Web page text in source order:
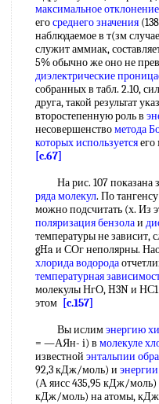
максимальное отклонение
егосреднего значения
наблюдаемое в т(зм
служит аммиак,
5% обычно же оно не
диэлектрические
собранных в табл. 2.10,
друга, такой результат
второстепенную роль в
несовершенствометода
которых используетсяего
[c.67]
На рис. 107 показана
ряда молекул. По
можно подсчитать (х. Из
поляризация бензолаи
температуры не зависит,
gHa и СОг неполярны.
хлорида водорода
температурная
молекулы НгО, H3N и
этом [c.157]
Вы ислимэнергию
= —АЯн- i) в молекуле
известной энтальпии
92,3 кДж/моль) и
(А яисс 435,95 кДж/
кДж/моль) на атомы,